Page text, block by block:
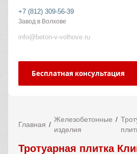
+7 (812) 309-56-39
Завод в Волхове
info@beton-v-volhove.ru
Бесплатная консультация
Главная
Железобетонные
изделия
Тротуарная плитка